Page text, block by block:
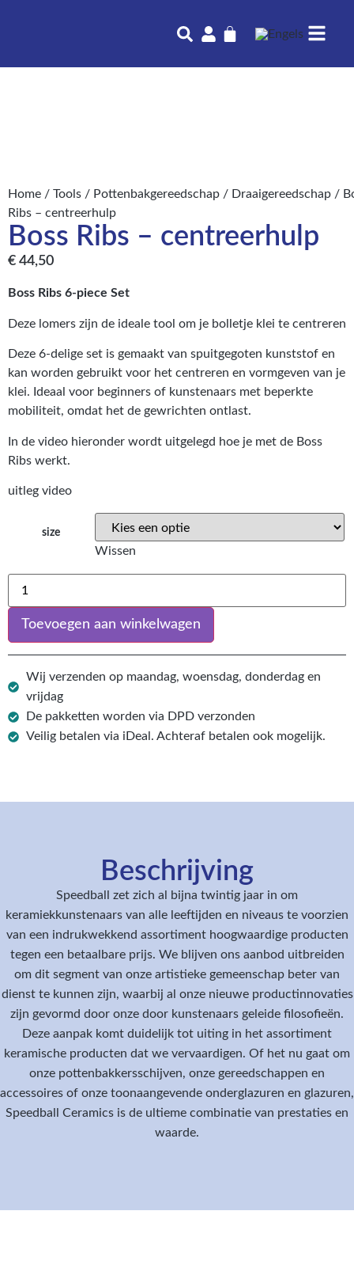
Home / Tools / Pottenbakgereedschap / Draaigereedschap /
Ribs – centreerhulp
Boss Ribs – centreerhulp
€ 44,50
Boss Ribs 6-piece Set
Deze lomers zijn de ideale tool om je bolletje klei te centreren
Deze 6-delige set is gemaakt van spuitgegoten kunststof en
kan worden gebruikt voor het centreren en vormgeven van je
klei. Ideaal voor beginners of kunstenaars met beperkte
mobiliteit, omdat het de gewrichten ontlast.
In de video hieronder wordt uitgelegd hoe je met de Boss
Ribs werkt.
uitleg video
size
Wissen
Toevoegen aan winkelwagen
Wij verzenden op maandag, woensdag, donderdag en
vrijdag
De pakketten worden via DPD verzonden
Veilig betalen via iDeal. Achteraf betalen ook mogelijk.
Beschrijving
Speedball zet zich al bijna twintig jaar in om
keramiekkunstenaars van alle leeftijden en niveaus te voorzien
van een indrukwekkend assortiment hoogwaardige producten
tegen een betaalbare prijs. We blijven ons aanbod uitbreiden
om dit segment van onze artistieke gemeenschap beter van
dienst te kunnen zijn, waarbij al onze nieuwe productinnovaties
zijn gevormd door onze door kunstenaars geleide filosofieën.
Deze aanpak komt duidelijk tot uiting in het assortiment
keramische producten dat we vervaardigen. Of het nu gaat om
onze pottenbakkersschijven, onze gereedschappen en
accessoires of onze toonaangevende onderglazuren en glazuren,
Speedball Ceramics is de ultieme combinatie van prestaties en
waarde.